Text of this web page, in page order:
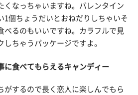
くなっちゃいますね。バレンタイン
1個ちょうだいとおねだりしちゃいそ
べるのもいいですね。カラフルで見
しちゃうパッケージですよ。
に食べてもらえるキャンディー
がするので長く恋人に楽しんでもら